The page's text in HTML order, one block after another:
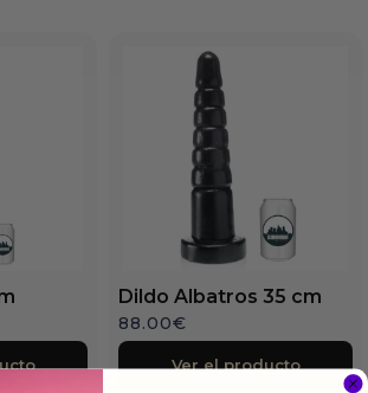
Dildo Albatros 35 cm
88.00€
Ver el producto